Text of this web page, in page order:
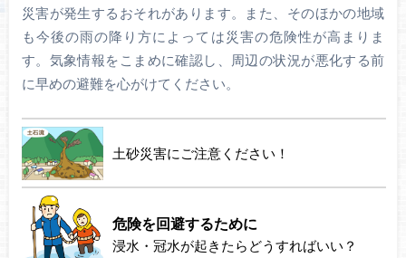
災害が発生するおそれがあります。また、そのほかの地域
も今後の雨の降り方によっては災害の危険性が高まりま
す。気象情報をこまめに確認し、周辺の状況が悪化する前
に早めの避難を心がけてください。
土砂災害にご注意ください！
危険を回避するために
浸水・冠水が起きたらどうすればいい？